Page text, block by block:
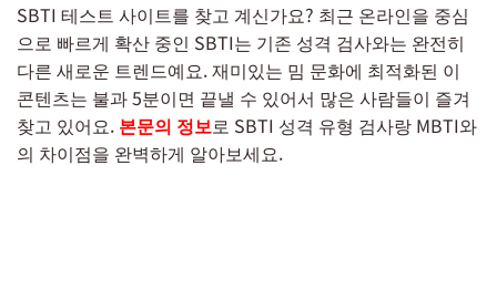
SBTI 테스트 사이트를 찾고 계신가요? 최근 온라인을 중심
으로 빠르게 확산 중인 SBTI는 기존 성격 검사와는 완전히
다른 새로운 트렌드예요. 재미있는 밈 문화에 최적화된 이
콘텐츠는 불과 5분이면 끝낼 수 있어서 많은 사람들이 즐겨
찾고 있어요. 본문의 정보로 SBTI 성격 유형 검사랑 MBTI와
의 차이점을 완벽하게 알아보세요.